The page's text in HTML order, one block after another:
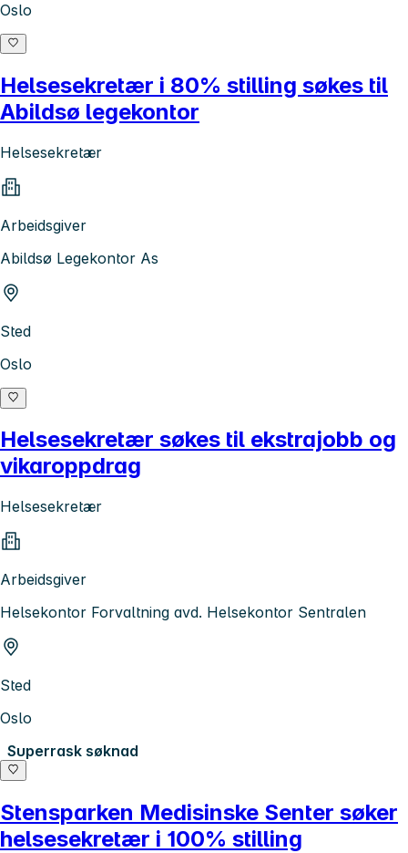
Oslo
Helsesekretær i 80% stilling søkes til
Abildsø legekontor
Helsesekretær
Arbeidsgiver
Abildsø Legekontor As
Sted
Oslo
Helsesekretær søkes til ekstrajobb og
vikaroppdrag
Helsesekretær
Arbeidsgiver
Helsekontor Forvaltning avd. Helsekontor Sentralen
Sted
Oslo
Superrask søknad
Stensparken Medisinske Senter søker
helsesekretær i 100% stilling